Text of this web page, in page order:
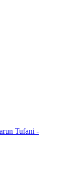
Tufani -